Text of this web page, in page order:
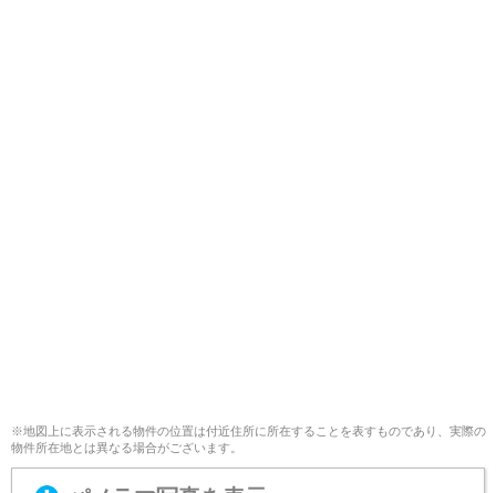
※地図上に表示される物件の位置は付近住所に所在することを表すものであり、実際の
物件所在地とは異なる場合がございます。